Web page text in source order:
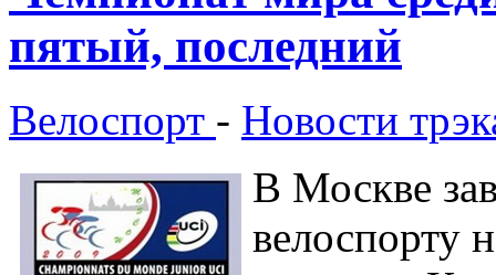
пятый, последний
Велоспорт - Новости
В Москве
велоспорту